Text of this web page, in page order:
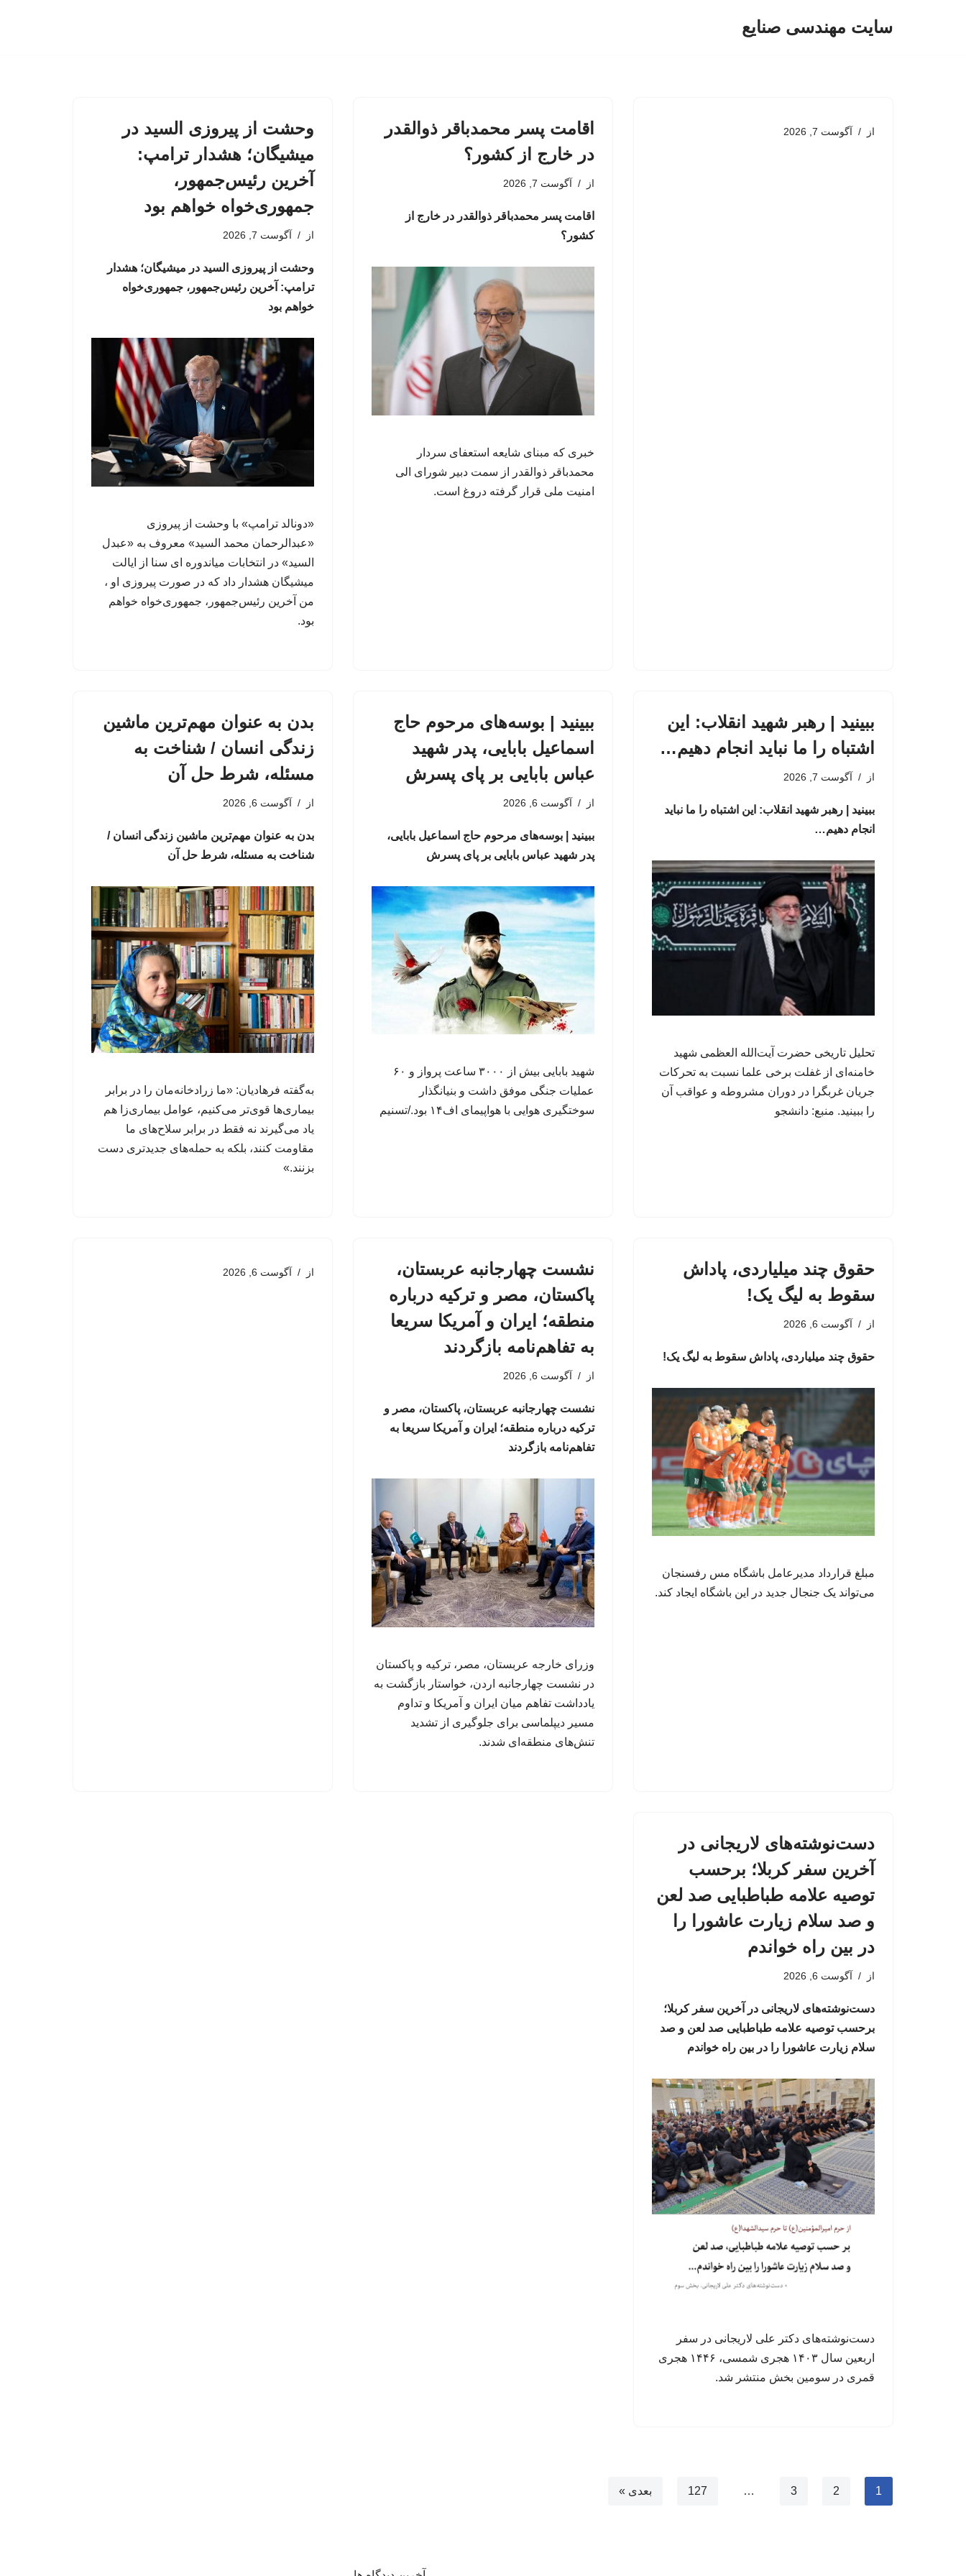
سایت مهندسی صنایع
از آگوست 7, 2026
اقامت پسر محمدباقر ذوالقدر
در خارج از کشور؟
از آگوست 7, 2026
اقامت پسر محمدباقر ذوالقدر در خارج از
کشور؟
خبری که مبنای شایعه استعفای سردار
محمدباقر ذوالقدر از سمت دبیر شورای الی
امنیت ملی قرار گرفته دروغ است.
وحشت از پیروزی السید در
میشیگان؛ هشدار ترامپ:
آخرین رئیس‌جمهور،
جمهوری‌خواه خواهم بود
از آگوست 7, 2026
وحشت از پیروزی السید در میشیگان؛ هشدار
ترامپ: آخرین رئیس‌جمهور، جمهوری‌خواه
خواهم بود
«دونالد ترامپ» با وحشت از پیروزی
«عبدالرحمان محمد السید» معروف به «عبدل
السید» در انتخابات میاندوره ای سنا از ایالت
میشیگان هشدار داد که در صورت پیروزی او ،
من آخرین رئیس‌جمهور، جمهوری‌‍‌خواه خواهم
بود.
ببینید | رهبر شهید انقلاب: این
اشتباه را ما نباید انجام دهیم…
از آگوست 7, 2026
ببینید | رهبر شهید انقلاب: این اشتباه را ما نباید
انجام دهیم…
تحلیل تاریخی حضرت آیت‌الله العظمی شهید
خامنه‌ای از غفلت برخی علما نسبت به تحرکات
جریان غربگرا در دوران مشروطه و عواقب آن
را ببینید. منبع: دانشجو
ببینید | بوسه‌های مرحوم حاج
اسماعیل بابایی، پدر شهید
عباس بابایی بر پای پسرش
از آگوست 6, 2026
ببینید | بوسه‌های مرحوم حاج اسماعیل بابایی،
پدر شهید عباس بابایی بر پای پسرش
شهید بابایی بیش از ۳۰۰۰ ساعت پرواز و ۶۰
عملیات جنگی موفق داشت و بنیانگذار
سوختگیری هوایی با هواپیمای اف۱۴ بود./تسنیم
بدن به عنوان مهم‌ترین ماشین
زندگی انسان / شناخت به
مسئله، شرط حل آن
از آگوست 6, 2026
بدن به عنوان مهم‌ترین ماشین زندگی انسان /
شناخت به مسئله، شرط حل آن
به‌گفته فرهادیان: «ما زرادخانه‌مان را در برابر
بیماری‌ها قوی‌تر می‌کنیم، عوامل‌ بیماری‌زا هم
یاد می‌گیرند نه فقط در برابر سلاح‌های ما
مقاومت کنند، بلکه به حمله‌های جدیدتری دست
بزنند.»
حقوق چند میلیاردی، پاداش
سقوط به لیگ یک!
از آگوست 6, 2026
حقوق چند میلیاردی، پاداش سقوط به لیگ یک!
مبلغ قرارداد مدیرعامل باشگاه مس رفسنجان
می‌تواند یک جنجال جدید در این باشگاه ایجاد کند.
نشست چهارجانبه عربستان،
پاکستان، مصر و ترکیه درباره
منطقه؛ ایران و آمریکا سریعا
به تفاهم‌نامه بازگردند
از آگوست 6, 2026
نشست چهارجانبه عربستان، پاکستان، مصر و
ترکیه درباره منطقه؛ ایران و آمریکا سریعا به
تفاهم‌نامه بازگردند
وزرای خارجه عربستان، مصر، ترکیه و پاکستان
در نشست چهارجانبه اردن، خواستار بازگشت به
یادداشت تفاهم میان ایران و آمریکا و تداوم
مسیر دیپلماسی برای جلوگیری از تشدید
تنش‌های منطقه‌ای شدند.
از آگوست 6, 2026
دست‌نوشته‌های لاریجانی در
آخرین سفر کربلا؛ برحسب
توصیه علامه طباطبایی صد لعن
و صد سلام زیارت عاشورا را
در بین راه خواندم
از آگوست 6, 2026
دست‌نوشته‌های لاریجانی در آخرین سفر کربلا؛
برحسب توصیه علامه طباطبایی صد لعن و صد
سلام زیارت عاشورا را در بین راه خواندم
دست‌نوشته‌های دکتر علی لاریجانی در سفر
اربعین سال ۱۴۰۳ هجری شمسی، ۱۴۴۶ هجری
قمری در سومین بخش منتشر شد.
1
2
3
…
127 بعدی »